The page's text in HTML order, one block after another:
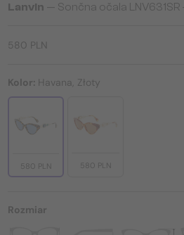
Lanvin — Sončna očala LNV631SR
580 PLN
Kolor: Havana, Złoty
580 PLN 580 PLN
Rozmiar